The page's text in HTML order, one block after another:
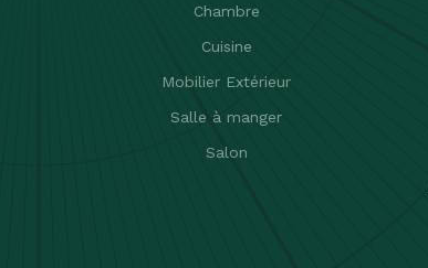
Chambre
Cuisine
Mobilier Extérieur
Salle à manger
Salon